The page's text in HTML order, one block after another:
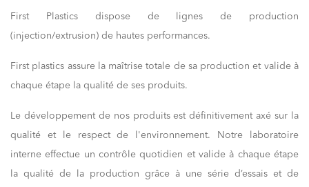
First Plastics dispose de lignes de production
(injection/extrusion) de hautes performances.
First plastics assure la maîtrise totale de sa production et valide à
chaque étape la qualité de ses produits.
Le développement de nos produits est définitivement axé sur la
qualité et le respect de l'environnement. Notre laboratoire
interne effectue un contrôle quotidien et valide à chaque étape
la qualité de la production grâce à une série d’essais et de